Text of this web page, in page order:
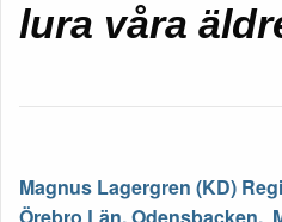
lura våra
Magnus Lagergren (KD)
Örebro Län, Odensbacken,